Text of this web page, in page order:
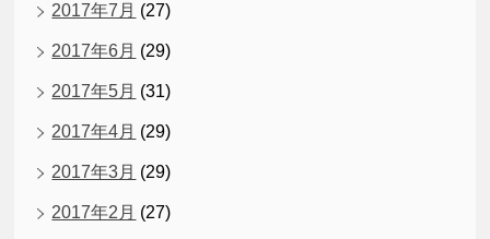
2017年7月 (27)
2017年6月 (29)
2017年5月 (31)
2017年4月 (29)
2017年3月 (29)
2017年2月 (27)